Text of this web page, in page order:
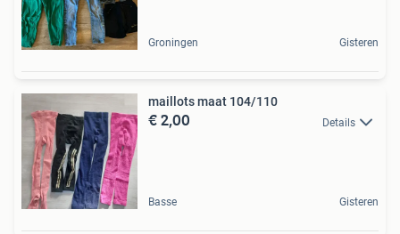
Groningen Gisteren
maillots maat 104/110
€ 2,00 Details
Basse Gisteren